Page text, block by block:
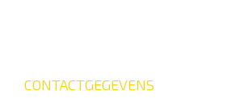
CONTACTGEGEVENS